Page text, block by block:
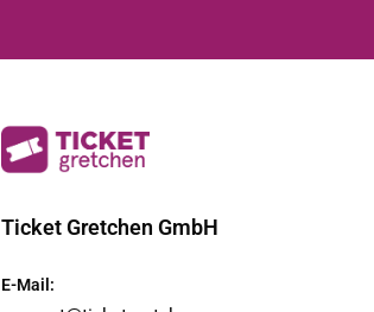
Ticket Gretchen GmbH
E-Mail :